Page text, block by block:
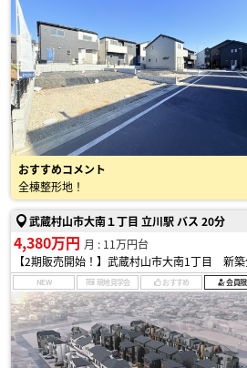
おすすめコメント
全棟整形地！
武蔵村山市大南１丁目 立川駅 バス 20分
4,380万円 月 : 11万円台
【2期販売開始！】武蔵村山市大南1丁目
NEW 現地見学会 おすすめ 会員